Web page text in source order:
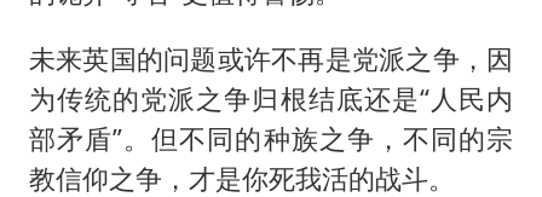
未来英国的问题或许不再是党派之争，因
为传统的党派之争归根结底还是“人民内
部矛盾”。但不同的种族之争，不同的宗
教信仰之争，才是你死我活的战斗。